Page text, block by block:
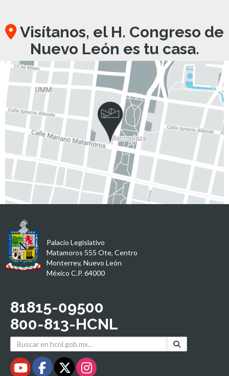
Visítanos, el H. Congreso de
Nuevo León es tu casa.
Palacio Legislativo
Matamoros 555 Ote, Centro
Monterrey, Nuevo León
México C.P. 64000
81815-09500
800-813-HCNL